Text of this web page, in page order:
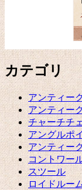
カテゴリ
アンティー
アンティー
チャーチチ
アングルポ
アンティー
コントワー
スツール
ロイドルー